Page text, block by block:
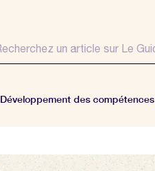
Développement des compétences